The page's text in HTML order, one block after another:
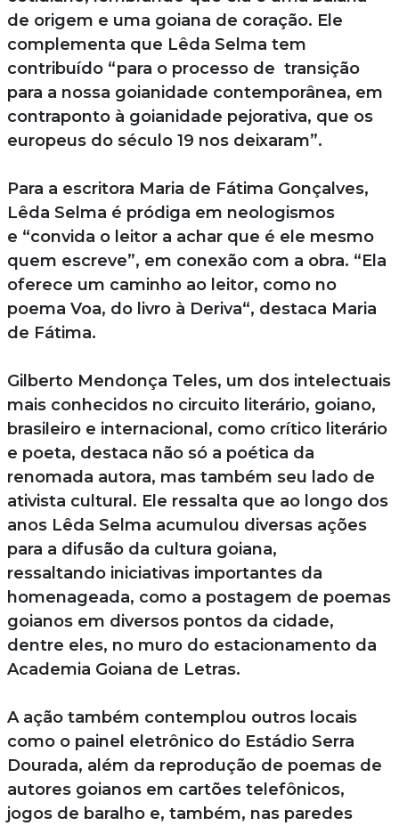
de origem e uma goiana de coração. Ele
complementa que Lêda Selma tem
contribuído “para o processo de transição
para a nossa goianidade contemporânea, em
contraponto à goianidade pejorativa, que os
europeus do século 19 nos deixaram”.
Para a escritora Maria de Fátima Gonçalves,
Lêda Selma é pródiga em neologismos
e “convida o leitor a achar que é ele mesmo
quem escreve”, em conexão com a obra. “Ela
oferece um caminho ao leitor, como no
poema Voa, do livro à Deriva“, destaca Maria
de Fátima.
Gilberto Mendonça Teles, um dos intelectuais
mais conhecidos no circuito literário, goiano,
brasileiro e internacional, como crítico literário
e poeta, destaca não só a poética da
renomada autora, mas também seu lado de
ativista cultural. Ele ressalta que ao longo dos
anos Lêda Selma acumulou diversas ações
para a difusão da cultura goiana,
ressaltando iniciativas importantes da
homenageada, como a postagem de poemas
goianos em diversos pontos da cidade,
dentre eles, no muro do estacionamento da
Academia Goiana de Letras.
A ação também contemplou outros locais
como o painel eletrônico do Estádio Serra
Dourada, além da reprodução de poemas de
autores goianos em cartões telefônicos,
jogos de baralho e, também, nas paredes